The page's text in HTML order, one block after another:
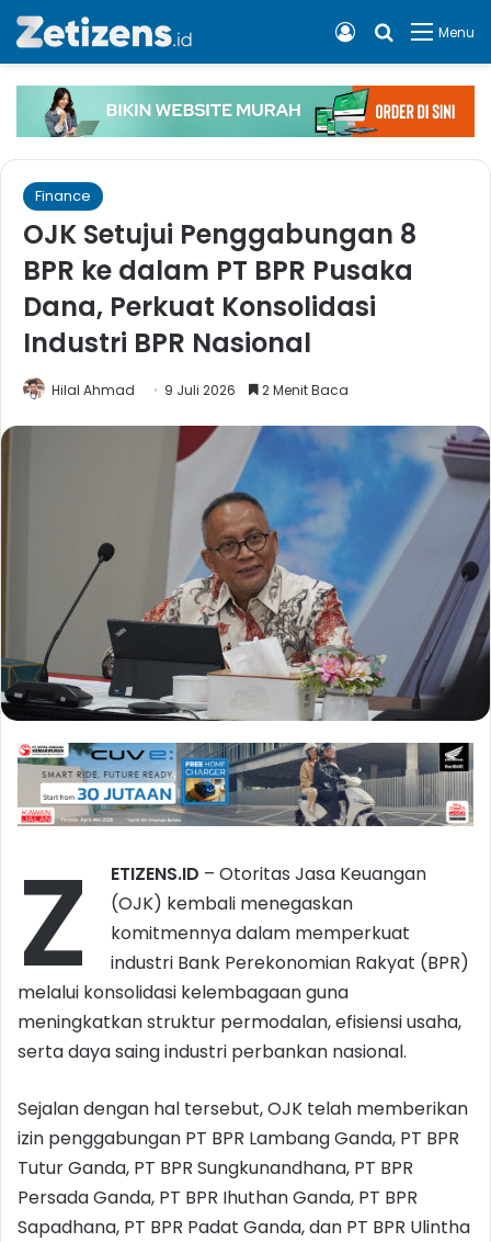
Menu
Cari apa,
Log In
Finance
OJK Setujui Penggabungan 8
BPR ke dalam PT BPR Pusaka
Dana, Perkuat Konsolidasi
Industri BPR Nasional
Hilal Ahmad 9 Juli 2026 2 Menit Baca
Z ETIZENS.ID – Otoritas Jasa Keuangan
(OJK) kembali menegaskan
komitmennya dalam memperkuat
industri Bank Perekonomian Rakyat (BPR)
melalui konsolidasi kelembagaan guna
meningkatkan struktur permodalan, efisiensi usaha,
serta daya saing industri perbankan nasional.
Sejalan dengan hal tersebut, OJK telah memberikan
izin penggabungan PT BPR Lambang Ganda, PT BPR
Tutur Ganda, PT BPR Sungkunandhana, PT BPR
Persada Ganda, PT BPR Ihuthan Ganda, PT BPR
Sapadhana, PT BPR Padat Ganda, dan PT BPR Ulintha